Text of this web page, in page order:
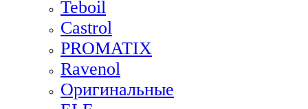
Teboil
Castrol
PROMATIX
Ravenol
Оригинальные